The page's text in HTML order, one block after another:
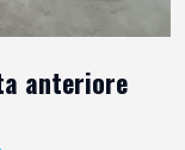
anteriore